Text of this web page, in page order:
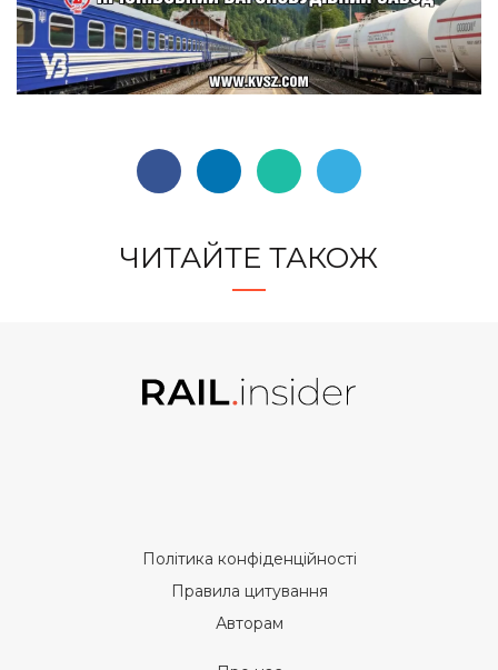
ЧИТАЙТЕ ТАКОЖ
Політика конфіденційності
Правила цитування
Авторам